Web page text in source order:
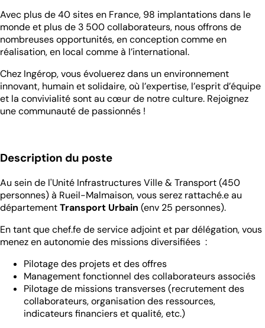
Avec plus de 40 sites en France, 98 implantations dans le
monde et plus de 3 500 collaborateurs, nous offrons de
nombreuses opportunités, en conception comme en
réalisation, en local comme à l’international.
Chez Ingérop, vous évoluerez dans un environnement
innovant, humain et solidaire, où l’expertise, l’esprit d’équipe
et la convivialité sont au cœur de notre culture. Rejoignez
une communauté de passionnés !
Description du poste
Au sein de l'Unité Infrastructures Ville & Transport (450
personnes) à Rueil-Malmaison, vous serez rattaché.e au
départementTransport Urbain (env 25 personnes).
En tant que chef.fe de service adjoint et par délégation, vous
menez en autonomie des missions diversifiées :
Pilotage des projets et des offres
Management fonctionnel des collaborateurs associés
Pilotage de missions transverses (recrutement des
collaborateurs, organisation des ressources,
indicateurs financiers et qualité, etc.)